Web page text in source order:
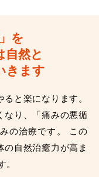
を
自然と
きます
と楽になります。
なり、「痛みの悪循
の治療です。
この
の自然治癒力が高ま
。